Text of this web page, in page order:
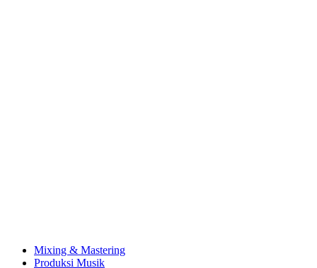
Mixing & Mastering
Produksi Musik